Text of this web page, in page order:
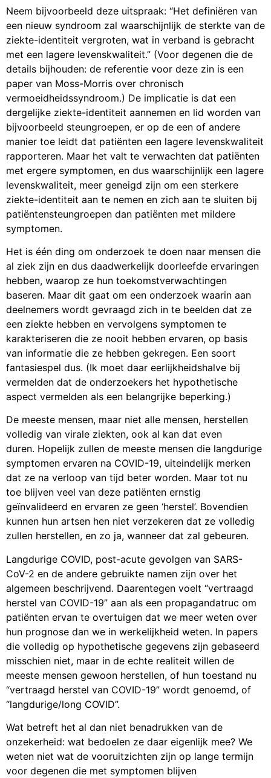
Neem bijvoorbeeld deze uitspraak: “Het definiëren van
een nieuw syndroom zal waarschijnlijk de sterkte van de
ziekte-identiteit vergroten, wat in verband is gebracht
met een lagere levenskwaliteit.” (Voor degenen die de
details bijhouden: de referentie voor deze zin is een
paper van Moss-Morris over chronisch
vermoeidheidssyndroom.) De implicatie is dat een
dergelijke ziekte-identiteit aannemen en lid worden van
bijvoorbeeld steungroepen, er op de een of andere
manier toe leidt dat patiënten een lagere levenskwaliteit
rapporteren. Maar het valt te verwachten dat patiënten
met ergere symptomen, en dus waarschijnlijk een lagere
levenskwaliteit, meer geneigd zijn om een ​​sterkere
ziekte-identiteit aan te nemen en zich aan te sluiten bij
patiëntensteungroepen dan patiënten met mildere
symptomen.
Het is één ding om onderzoek te doen naar mensen die
al ziek zijn en dus daadwerkelijk doorleefde ervaringen
hebben, waarop ze hun toekomstverwachtingen
baseren. Maar dit gaat om een onderzoek waarin aan
deelnemers wordt gevraagd zich in te beelden dat ze
een ziekte hebben en vervolgens symptomen te
karakteriseren die ze nooit hebben ervaren, op basis
van informatie die ze hebben gekregen. Een soort
fantasiespel dus. (Ik moet daar eerlijkheidshalve bij
vermelden dat de onderzoekers het hypothetische
aspect vermelden als een belangrijke beperking.)
De meeste mensen, maar niet alle mensen, herstellen
volledig van virale ziekten, ook al kan dat even
duren. Hopelijk zullen de meeste mensen die langdurige
symptomen ervaren na COVID-19, uiteindelijk merken
dat ze na verloop van tijd beter worden. Maar tot nu
toe blijven veel van deze patiënten ernstig
geïnvalideerd en ervaren ze geen ‘herstel’. Bovendien
kunnen hun artsen hen niet verzekeren dat ze volledig
zullen herstellen, en zo ja, wanneer dat zal gebeuren.
Langdurige COVID, post-acute gevolgen van SARS-
CoV-2 en de andere gebruikte namen zijn over het
algemeen beschrijvend. Daarentegen voelt “vertraagd
herstel van COVID-19” aan als een propagandatruc om
patiënten ervan te overtuigen dat we meer weten over
hun prognose dan we in werkelijkheid weten. In papers
die volledig op hypothetische gegevens zijn gebaseerd
misschien niet, maar in de echte realiteit willen de
meeste mensen gewoon herstellen, of hun toestand nu
“vertraagd herstel van COVID-19” wordt genoemd, of
“langdurige/long COVID”.
Wat betreft het al dan niet benadrukken van de
onzekerheid: wat bedoelen ze daar eigenlijk mee? We
weten niet wat de vooruitzichten zijn op lange termijn
voor degenen die met symptomen blijven